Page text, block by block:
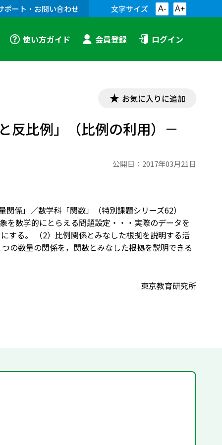
ポート・お問い合わせ 文字サイズ A- A+
使い方ガイド 会員登録 ログイン
お気に入りに追加
比例」（比例の利用）－
公開日： 2017年03月21日
係」／数学科「関数」（特別課題シリーズ62）
を数学的にとらえる問題設定・・・実際のデータを
する。 （2）比例関係とみなした根拠を説明する活
の数量の関係を，関数とみなした根拠を説明できる
東京教育研究所